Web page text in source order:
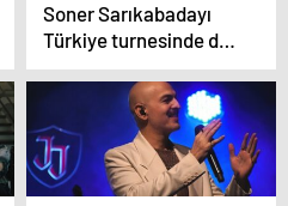
Soner Sarıkabadayı
Türkiye turnesinde dur
durak bilmiyor!